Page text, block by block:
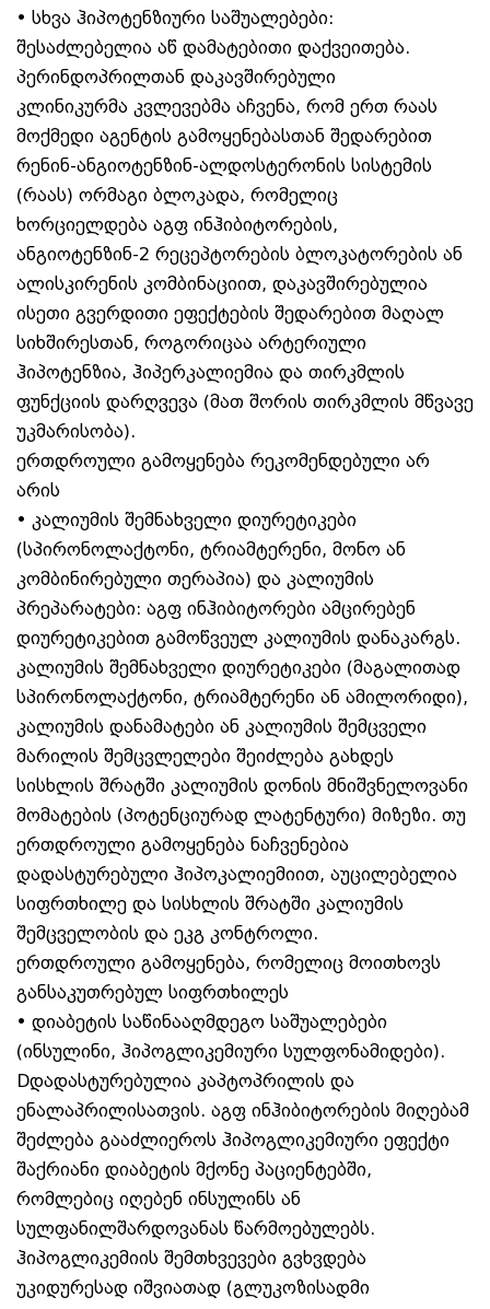
• სხვა ჰიპოტენზიური საშუალებები:
შესაძლებელია აწ დამატებითი დაქვეითება.
პერინდოპრილთან დაკავშირებული
კლინიკურმა კვლევებმა აჩვენა, რომ ერთ რაას
მოქმედი აგენტის გამოყენებასთან შედარებით
რენინ-ანგიოტენზინ-ალდოსტერონის სისტემის
(რაას) ორმაგი ბლოკადა, რომელიც
ხორციელდება აგფ ინჰიბიტორების,
ანგიოტენზინ-2 რეცეპტორების ბლოკატორების ან
ალისკირენის კომბინაციით, დაკავშირებულია
ისეთი გვერდითი ეფექტების შედარებით მაღალ
სიხშირესთან, როგორიცაა არტერიული
ჰიპოტენზია, ჰიპერკალიემია და თირკმლის
ფუნქციის დარღვევა (მათ შორის თირკმლის მწვავე
უკმარისობა).
ერთდროული გამოყენება რეკომენდებული არ
არის
• კალიუმის შემნახველი დიურეტიკები
(სპირონოლაქტონი, ტრიამტერენი, მონო ან
კომბინირებული თერაპია) და კალიუმის
პრეპარატები: აგფ ინჰიბიტორები ამცირებენ
დიურეტიკებით გამოწვეულ კალიუმის დანაკარგს.
კალიუმის შემნახველი დიურეტიკები (მაგალითად
სპირონოლაქტონი, ტრიამტერენი ან ამილორიდი),
კალიუმის დანამატები ან კალიუმის შემცველი
მარილის შემცვლელები შეიძლება გახდეს
სისხლის შრატში კალიუმის დონის მნიშვნელოვანი
მომატების (პოტენციურად ლატენტური) მიზეზი. თუ
ერთდროული გამოყენება ნაჩვენებია
დადასტურებული ჰიპოკალიემიით, აუცილებელია
სიფრთხილე და სისხლის შრატში კალიუმის
შემცველობის და ეკგ კონტროლი.
ერთდროული გამოყენება, რომელიც მოითხოვს
განსაკუთრებულ სიფრთხილეს
• დიაბეტის საწინააღმდეგო საშუალებები
(ინსულინი, ჰიპოგლიკემიური სულფონამიდები).
Dდადასტურებულია კაპტოპრილის და
ენალაპრილისათვის. აგფ ინჰიბიტორების მიღებამ
შეძლება გააძლიეროს ჰიპოგლიკემიური ეფექტი
შაქრიანი დიაბეტის მქონე პაციენტებში,
რომლებიც იღებენ ინსულინს ან
სულფანილშარდოვანას წარმოებულებს.
ჰიპოგლიკემიის შემთხვევები გვხვდება
უკიდურესად იშვიათად (გლუკოზისადმი